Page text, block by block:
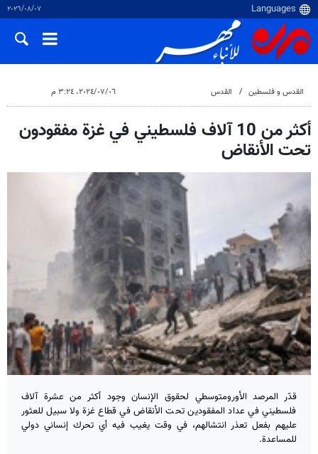
٠٧‏/٠٨‏/٢٠٢٦
القدس و فلسطین القدس ٠٦‏/٠٧‏/٢٠٢٤، ٣:٢٤ م
أكثر من 10 آلاف فلسطيني في غزة مفقودون
تحت الأنقاض
قدّر المرصد الأورومتوسطي لحقوق الإنسان وجود أكثر من عشرة آلاف
فلسطيني في عداد المفقودين تحت الأنقاض في قطاع غزة ولا سبيل للعثور
عليهم بفعل تعذر انتشالهم، في وقت يغيب فيه أي تحرك إنساني دولي
للمساعدة.